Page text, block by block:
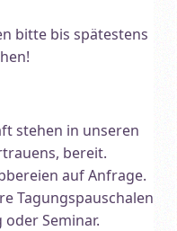
bitte bis spätestens
stehen in unseren
bereit.
auf Anfrage.
Tagungspauschalen
Seminar.